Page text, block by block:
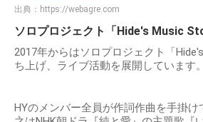
出典： https://webagre.com
ソロプロジェクト「Hide's Music
2017年からはソロプロジェクト「
ち上げ、ライブ活動を展開しています。
HYのメンバー全員が作詞作曲を手掛